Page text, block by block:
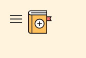
содержанию